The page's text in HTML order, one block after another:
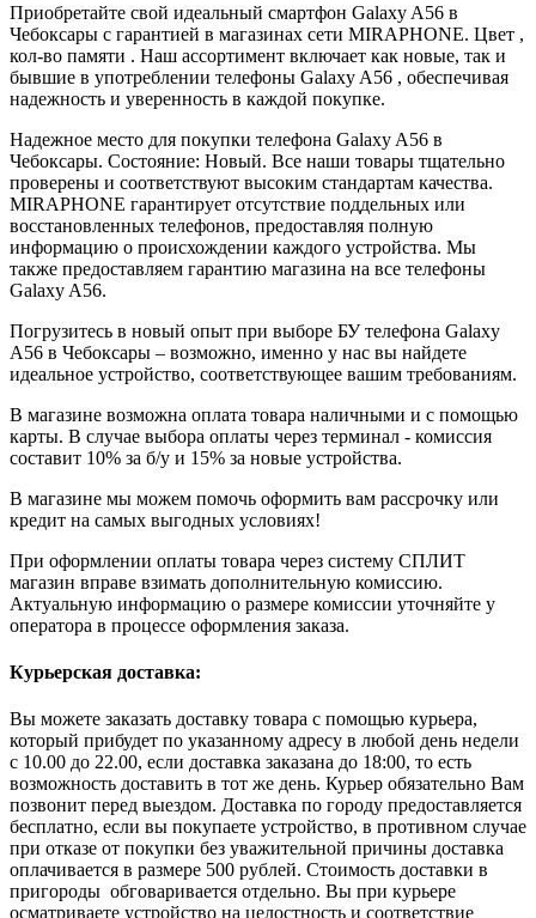
Приобретайте свой идеальный смартфон Galaxy A56 в
Чебоксары с гарантией в магазинах сети MIRAPHONE. Цвет ,
кол-во памяти . Наш ассортимент включает как новые, так и
бывшие в употреблении телефоны Galaxy A56 , обеспечивая
надежность и уверенность в каждой покупке.
Надежное место для покупки телефона Galaxy A56 в
Чебоксары. Состояние: Новый. Все наши товары тщательно
проверены и соответствуют высоким стандартам качества.
MIRAPHONE гарантирует отсутствие поддельных или
восстановленных телефонов, предоставляя полную
информацию о происхождении каждого устройства. Мы
также предоставляем гарантию магазина на все телефоны
Galaxy A56.
Погрузитесь в новый опыт при выборе БУ телефона Galaxy
A56 в Чебоксары – возможно, именно у нас вы найдете
идеальное устройство, соответствующее вашим требованиям.
В магазине возможна оплата товара наличными и с помощью
карты. В случае выбора оплаты через терминал - комиссия
составит 10% за б/у и 15% за новые устройства.
В магазине мы можем помочь оформить вам рассрочку или
кредит на самых выгодных условиях!
При оформлении оплаты товара через систему СПЛИТ
магазин вправе взимать дополнительную комиссию.
Актуальную информацию о размере комиссии уточняйте у
оператора в процессе оформления заказа.
Курьерская доставка:
Вы можете заказать доставку товара с помощью курьера,
который прибудет по указанному адресу в любой день недели
с 10.00 до 22.00, если доставка заказана до 18:00, то есть
возможность доставить в тот же день. Курьер обязательно Вам
позвонит перед выездом. Доставка по городу предоставляется
бесплатно, если вы покупаете устройство, в противном случае
при отказе от покупки без уважительной причины доставка
оплачивается в размере 500 рублей. Стоимость доставки в
пригороды обговаривается отдельно. Вы при курьере
осматриваете устройство на целостность и соответствие